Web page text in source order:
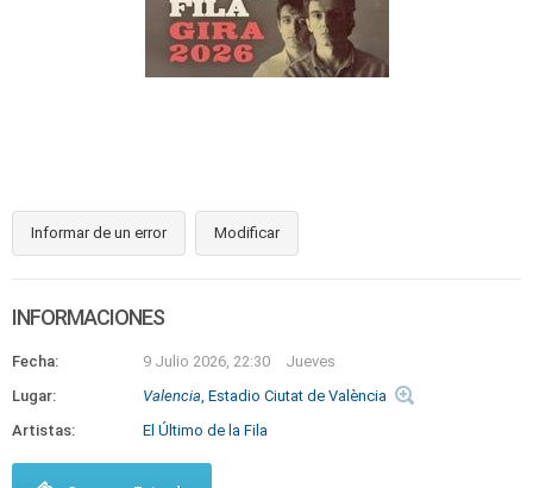
Informar de un error Modificar
INFORMACIONES
Fecha: 9 Julio 2026, 22:30
Jueves
Lugar:
Valencia, Estadio Ciutat de València
Artistas:
El Último de la Fila